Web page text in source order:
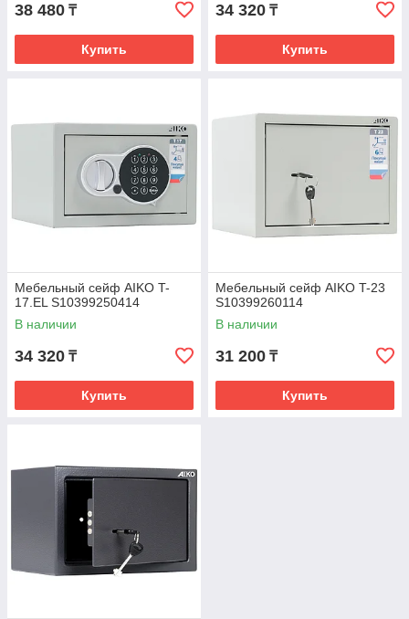
38 480 ₸
Купить
34 320 ₸
Купить
Мебельный сейф AIKO T-
17.EL S10399250414
В наличии
34 320 ₸
Купить
Мебельный сейф AIKO T-23
S10399260114
В наличии
31 200 ₸
Купить